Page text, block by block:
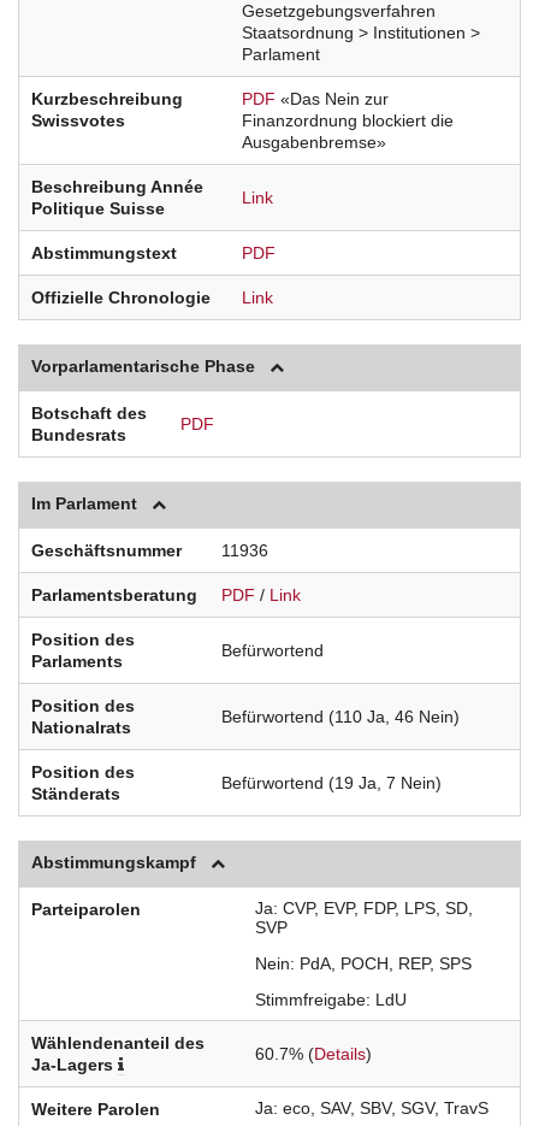
Gesetzgebungsverfahren
Staatsordnung > Institutionen >
Parlament
Kurzbeschreibung
Swissvotes
PDF «Das Nein zur
Finanzordnung blockiert die
Ausgabenbremse»
Beschreibung Année
Politique Suisse
Link
Abstimmungstext PDF
Offizielle Chronologie Link
Vorparlamentarische Phase
Botschaft des
Bundesrats
PDF
Im Parlament
Geschäftsnummer 11936
Parlamentsberatung PDF / Link
Position des
Parlaments
Befürwortend
Position des
Nationalrats
Befürwortend (110 Ja, 46 Nein)
Position des
Ständerats
Befürwortend (19 Ja, 7 Nein)
Abstimmungskampf
Parteiparolen Ja CVP EVP FDP LPS SD
SVP
Nein
PdA POCH REP SPS
Stimmfreigabe LdU
Wählendenanteil des
Ja-Lagers
60.7% (Details)
Weitere Parolen Ja eco SAV SBV SGV TravS